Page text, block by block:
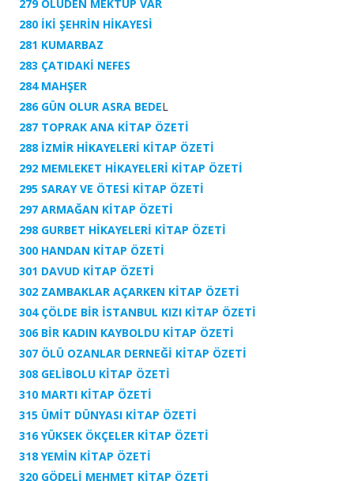
279 ÖLÜDEN MEKTUP VAR
280 İKİ ŞEHRİN HİKAYESİ
281 KUMARBAZ
283 ÇATIDAKİ NEFES
284 MAHŞER
286 GÜN OLUR ASRA BEDEL
287 TOPRAK ANA KİTAP ÖZETİ
288 İZMİR HİKAYELERİ KİTAP ÖZETİ
292 MEMLEKET HİKAYELERİ KİTAP ÖZETİ
295 SARAY VE ÖTESİ KİTAP ÖZETİ
297 ARMAĞAN KİTAP ÖZETİ
298 GURBET HİKAYELERİ KİTAP ÖZETİ
300 HANDAN KİTAP ÖZETİ
301 DAVUD KİTAP ÖZETİ
302 ZAMBAKLAR AÇARKEN KİTAP ÖZETİ
304 ÇÖLDE BİR İSTANBUL KIZI KİTAP ÖZETİ
306 BİR KADIN KAYBOLDU KİTAP ÖZETİ
307 ÖLÜ OZANLAR DERNEĞİ KİTAP ÖZETİ
308 GELİBOLU KİTAP ÖZETİ
310 MARTI KİTAP ÖZETİ
315 ÜMİT DÜNYASI KİTAP ÖZETİ
316 YÜKSEK ÖKÇELER KİTAP ÖZETİ
318 YEMİN KİTAP ÖZETİ
320 GÖDELİ MEHMET KİTAP ÖZETİ